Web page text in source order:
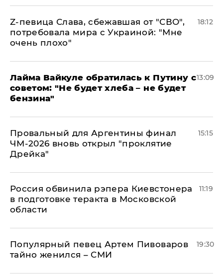
Z-певица Слава, сбежавшая от "СВО",
потребовала мира с Украиной: "Мне
очень плохо"
18:12
Лайма Вайкуле обратилась к Путину с
советом: "Не будет хлеба – не будет
бензина"
13:09
Провальный для Аргентины финал
ЧМ-2026 вновь открыл "проклятие
Дрейка"
15:15
Россия обвинила рэпера Киевстонера
в подготовке теракта в Московской
области
11:19
Популярный певец Артем Пивоваров
тайно женился – СМИ
19:30